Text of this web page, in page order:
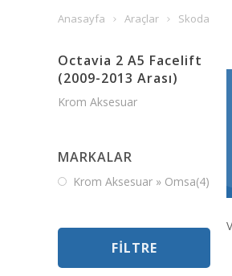
Anasayfa Araçlar Skoda
Octavia 2 A5 Facelift
(2009-2013 Arası)
Krom Aksesuar
MARKALAR
Krom Aksesuar » Omsa(4)
FILTRE